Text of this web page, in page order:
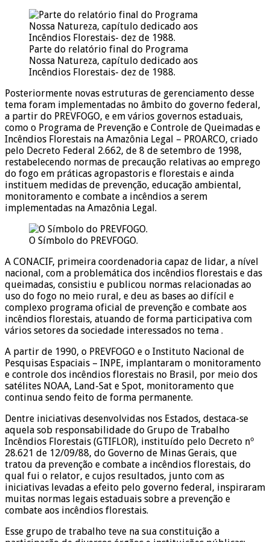
Parte do relatório final do Programa
Nossa Natureza, capítulo dedicado aos
Incêndios Florestais- dez de 1988.
Posteriormente novas estruturas de gerenciamento desse
tema foram implementadas no âmbito do governo federal,
a partir do PREVFOGO, e em vários governos estaduais,
como o Programa de Prevenção e Controle de Queimadas e
Incêndios Florestais na Amazônia Legal – PROARCO, criado
pelo Decreto Federal 2.662, de 8 de setembro de 1998,
restabelecendo normas de precaução relativas ao emprego
do fogo em práticas agropastoris e florestais e ainda
instituem medidas de prevenção, educação ambiental,
monitoramento e combate a incêndios a serem
implementadas na Amazônia Legal.
O Símbolo do PREVFOGO.
A CONACIF, primeira coordenadoria capaz de lidar, a nível
nacional, com a problemática dos incêndios florestais e das
queimadas, consistiu e publicou normas relacionadas ao
uso do fogo no meio rural, e deu as bases ao difícil e
complexo programa oficial de prevenção e combate aos
incêndios florestais, atuando de forma participativa com
vários setores da sociedade interessados no tema .
A partir de 1990, o PREVFOGO e o Instituto Nacional de
Pesquisas Espaciais – INPE, implantaram o monitoramento
e controle dos incêndios florestais no Brasil, por meio dos
satélites NOAA, Land-Sat e Spot, monitoramento que
continua sendo feito de forma permanente.
Dentre iniciativas desenvolvidas nos Estados, destaca-se
aquela sob responsabilidade do Grupo de Trabalho
Incêndios Florestais (GTIFLOR), instituído pelo Decreto nº
28.621 de 12/09/88, do Governo de Minas Gerais, que
tratou da prevenção e combate a incêndios florestais, do
qual fui o relator, e cujos resultados, junto com as
iniciativas levadas a efeito pelo governo federal, inspiraram
muitas normas legais estaduais sobre a prevenção e
combate aos incêndios florestais.
Esse grupo de trabalho teve na sua constituição a